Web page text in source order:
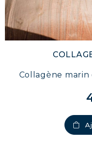
Collagène